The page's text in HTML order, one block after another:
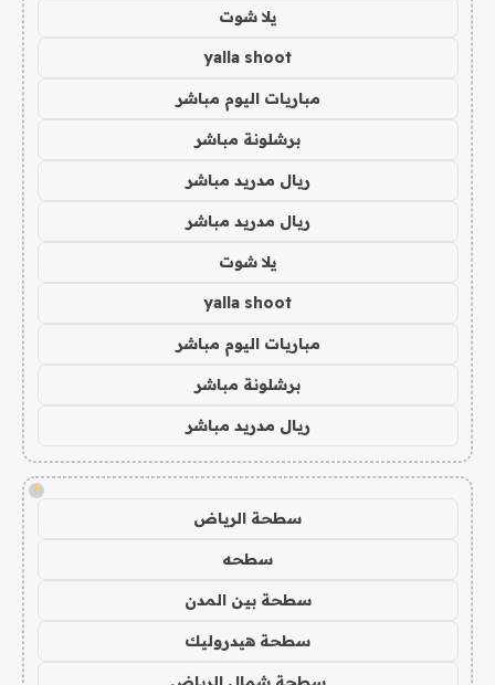
يلا شوت
yalla shoot
مباريات اليوم مباشر
برشلونة مباشر
ريال مدريد مباشر
ريال مدريد مباشر
يلا شوت
yalla shoot
مباريات اليوم مباشر
برشلونة مباشر
ريال مدريد مباشر
!
سطحة الرياض
سطحه
سطحة بين المدن
سطحة هيدروليك